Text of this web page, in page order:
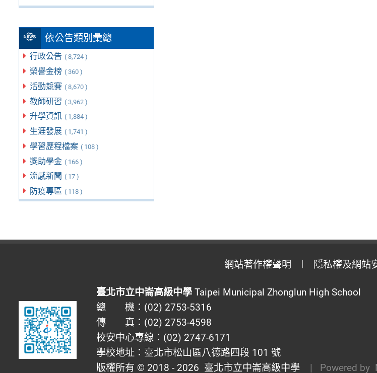
依公告類別彙總
行政公告 ( 8,724 )
榮譽金榜 ( 360 )
活動競賽 ( 8,670 )
教師研習 ( 3,962 )
升學資訊 ( 1,884 )
生涯發展 ( 1,741 )
學習歷程檔案 ( 108 )
獎助學金 ( 166 )
流感新聞 ( 17 )
防疫專區 ( 118 )
網站著作權聲明 隱私權及網站
臺北市立中崙高級中學Taipei Municipal Zhonglun High School
總 機：(02) 2753-5316
傳 真：(02) 2753-4598
校安中心專線：(02) 2747-6171
學校地址：臺北市松山區八德路四段 101 號
版權所有 © 2018 - 2026 臺北市立中崙高級中學 | Powered by